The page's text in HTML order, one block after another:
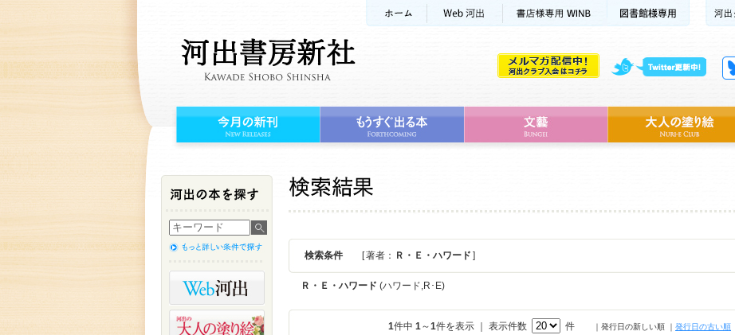
検索条件 [ 著者： Ｒ・Ｅ・ハワード ]
Ｒ・Ｅ・ハワード (ハワード,R･E)
1件中 1～1件を表示 ｜ 表示件数 件 ｜発行日の新しい順 ｜ 発行日の古い順